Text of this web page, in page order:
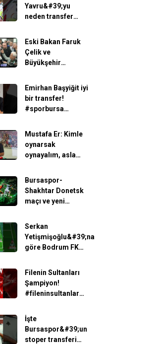
Yavru&#39;yu
neden transfer
#sporbursatr
#bursaspor
Eski Bakan Faruk
Çelik ve
Büyükşehir
Mustafa Bozbey,
kupayı birlikte
kaldırdı!
Emirhan Başyiğit iyi
bir transfer!
#sporbursa
#EmirhanBaşyiğit
#Bursaspor
Mustafa Er: Kimle
oynarsak
oynayalım, asla
Bursaspor-
Shakhtar Donetsk
maçı ve yeni
Serkan
Yetişmişoğlu&#39;na
göre Bodrum FK
Bursaspor&#39;un
11&#39;i...
#Bursaspor
Filenin Sultanları
Şampiyon!
#fileninsultanları
İşte
Bursaspor&#39;un
stoper transferi